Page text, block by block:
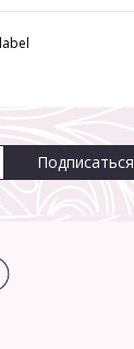
Подписаться